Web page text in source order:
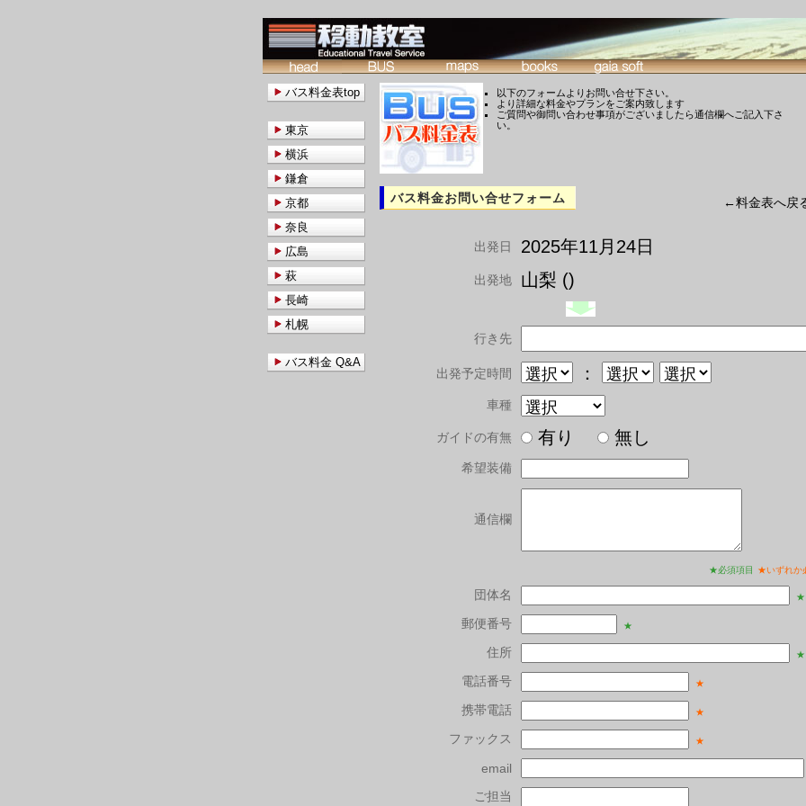
以下のフォームよりお問い合せ下さい。
より詳細な料金やプランをご案内致します
ご質問や御問い合わせ事項がございましたら通信欄へご記入下さ
い。
バス料金お問い合せフォーム ←料金表へ戻
出発日 2025年11月24日
出発地 山梨 ()
行き先
出発予定時間 ：
車種
ガイドの有無 有り 無し
希望装備
通信欄
★必須項目 ★いずれか
団体名 ★
郵便番号 ★
住所 ★
電話番号 ★
携帯電話 ★
ファックス ★
email
ご担当
バス料金表top
東京
横浜
鎌倉
京都
奈良
広島
萩
長崎
札幌
バス料金 Q&A